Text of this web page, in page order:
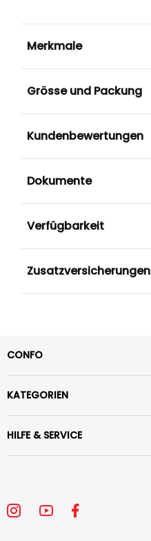
Merkmale
Grösse und Packung
Kundenbewertungen
Dokumente
Verfügbarkeit
Zusatzversicherungen
CONFO
KATEGORIEN
HILFE & SERVICE